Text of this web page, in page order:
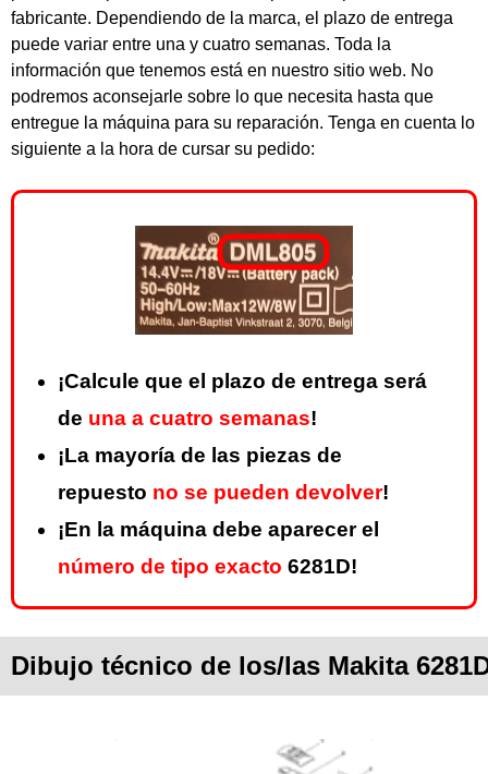
fabricante. Dependiendo de la marca, el plazo de entrega
puede variar entre una y cuatro semanas. Toda la
información que tenemos está en nuestro sitio web. No
podremos aconsejarle sobre lo que necesita hasta que
entregue la máquina para su reparación. Tenga en cuenta lo
siguiente a la hora de cursar su pedido:
¡Calcule que el plazo de entrega será
de una a cuatro semanas!
¡La mayoría de las piezas de
repuesto no se pueden devolver!
¡En la máquina debe aparecer el
número de tipo exacto 6281D!
Dibujo técnico de los/las Makita